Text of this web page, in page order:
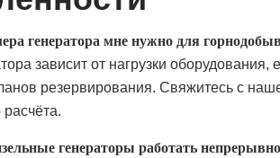
генератора мне нужно для
зависит от нагрузки
резервирования. Свяжитесь с
генераторы работать